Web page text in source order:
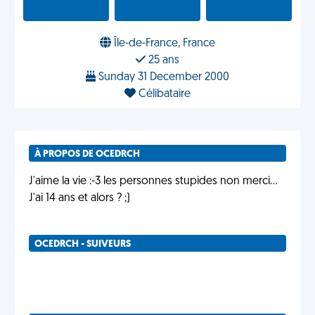
Île-de-France, France
25 ans
Sunday 31 December 2000
Célibataire
À PROPOS DE OCEDRCH
J'aime la vie :-3 les personnes stupides non merci...
J'ai 14 ans et alors ? ;)
OCEDRCH - SUIVEURS